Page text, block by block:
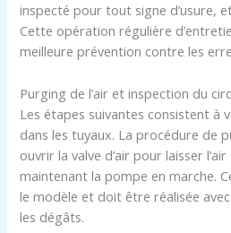
inspecté pour tout signe d’usure,
Cette opération régulière
meilleure prévention contre les
Purging de l’air et inspection du
Les étapes suivantes consistent à
dans les tuyaux. La procédure de
ouvrir la valve d’air pour laisser
maintenant la pompe en marche.
le modèle et doit être réalisée
les dégâts.